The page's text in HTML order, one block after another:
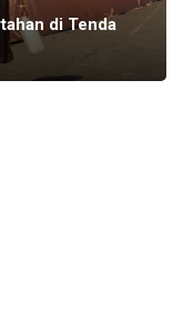
di Tenda